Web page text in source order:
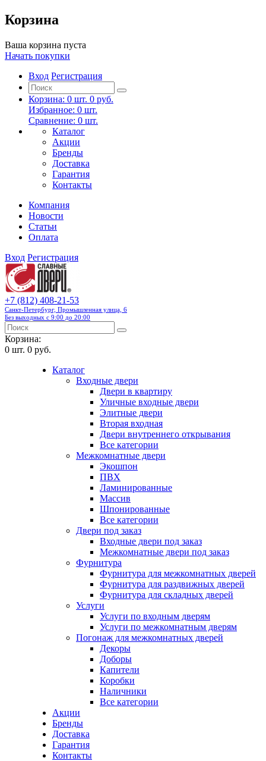
Корзина
Ваша корзина пуста
Начать покупки
Вход Регистрация
Корзина: 0 шт. 0 руб.
Избранное: 0 шт.
Сравнение: 0 шт.
Каталог
Акции
Бренды
Доставка
Гарантия
Контакты
Компания
Новости
Статьи
Оплата
Вход Регистрация
+7 (812) 408-21-53
Санкт-Петербург, Промышленная улица, 6
Без выходных с 9:00 до 20:00
Корзина:
0 шт. 0 руб.
Каталог
Входные двери
Двери в квартиру
Уличные входные двери
Элитные двери
Вторая входная
Двери внутреннего открывания
Все категории
Межкомнатные двери
Экошпон
ПВХ
Ламинированные
Массив
Шпонированные
Все категории
Двери под заказ
Входные двери под заказ
Межкомнатные двери под заказ
Фурнитура
Фурнитура для межкомнатных дверей
Фурнитура для раздвижных дверей
Фурнитура для складных дверей
Услуги
Услуги по входным дверям
Услуги по межкомнатным дверям
Погонаж для межкомнатных дверей
Декоры
Доборы
Капители
Коробки
Наличники
Все категории
Акции
Бренды
Доставка
Гарантия
Контакты